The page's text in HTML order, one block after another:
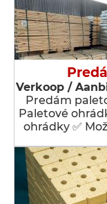
Verkoop /
Predám
Paletové
ohrádky ✅